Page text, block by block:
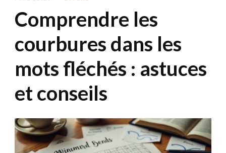
Comprendre les
courbures dans les
mots fléchés : astuces
et conseils